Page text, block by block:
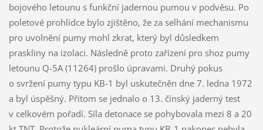
bojového letounu s funkční jadernou pumou v podvěsu. Po
poletové prohlídce bylo zjištěno, že za selhání mechanismu
pro uvolnění pumy mohl zkrat, který byl důsledkem
praskliny na izolaci. Následně proto zařízení pro shoz pumy
letounu Q-5A (11264) prošlo úpravami. Druhý pokus
o svržení pumy typu KB-1 byl uskutečněn dne 7. ledna 1972
a byl úspěšný. Přitom se jednalo o 13. čínský jaderný test
v celkovém pořadí. Síla detonace se pohybovala mezi 8 a 20